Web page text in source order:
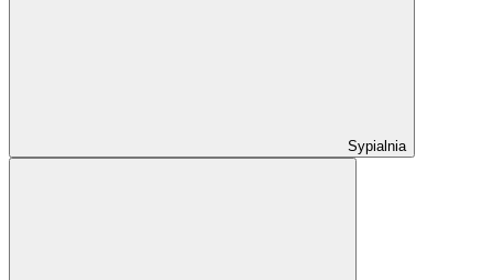
Sypialnia